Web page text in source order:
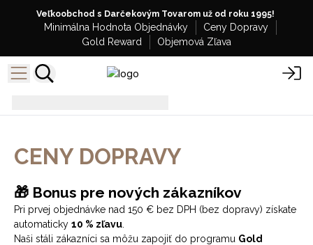
Veľkoobchod s Darčekovým Tovarom už od roku 1995!
Minimálna Hodnota Objednávky
Ceny Dopravy
Gold Reward
Objemová Zľava
CENY DOPRAVY
🎁 Bonus pre nových zákazníkov
Pri prvej objednávke nad 150 € bez DPH (bez dopravy) získate
automaticky 10 % zľavu
Naši stáli zákazníci sa môžu zapojiť do programu Gold